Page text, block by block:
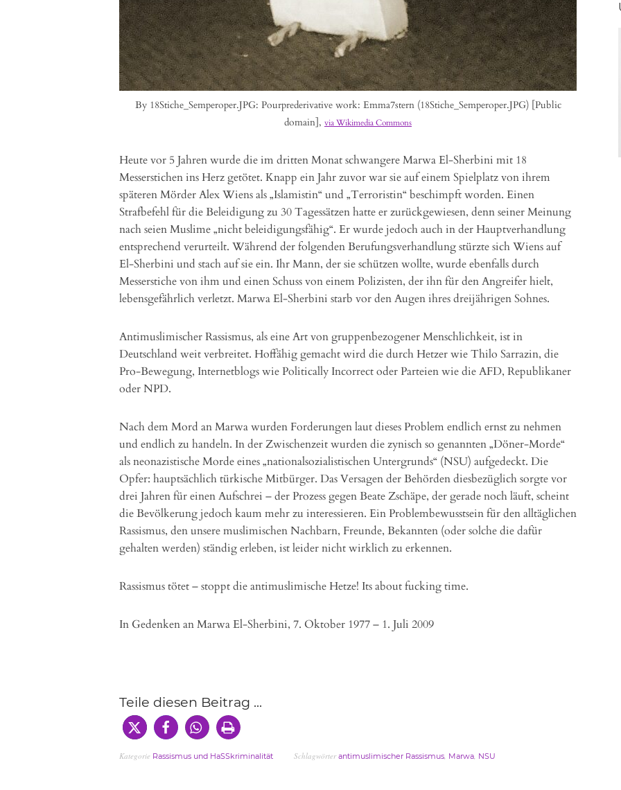
By 18Stiche_Semperoper.JPG: Pourprederivative work: Emma7stern (18Stiche_Semperoper.JPG) [Public
domain], via Wikimedia Commons
Heute vor 5 Jahren wurde die im dritten Monat schwangere Marwa El-Sherbini mit 18
Messerstichen ins Herz getötet. Knapp ein Jahr zuvor war sie auf einem Spielplatz von ihrem
späteren Mörder Alex Wiens als „Islamistin“ und „Terroristin“ beschimpft worden. Einen
Strafbefehl für die Beleidigung zu 30 Tagessätzen hatte er zurückgewiesen, denn seiner Meinung
nach seien Muslime „nicht beleidigungsfähig“. Er wurde jedoch auch in der Hauptverhandlung
entsprechend verurteilt. Während der folgenden Berufungsverhandlung stürzte sich Wiens auf
El-Sherbini und stach auf sie ein. Ihr Mann, der sie schützen wollte, wurde ebenfalls durch
Messerstiche von ihm und einen Schuss von einem Polizisten, der ihn für den Angreifer hielt,
lebensgefährlich verletzt. Marwa El-Sherbini starb vor den Augen ihres dreijährigen Sohnes.
Antimuslimischer Rassismus, als eine Art von gruppenbezogener Menschlichkeit, ist in
Deutschland weit verbreitet. Hoffähig gemacht wird die durch Hetzer wie Thilo Sarrazin, die
Pro-Bewegung, Internetblogs wie Politically Incorrect oder Parteien wie die AFD, Republikaner
oder NPD.
Nach dem Mord an Marwa wurden Forderungen laut dieses Problem endlich ernst zu nehmen
und endlich zu handeln. In der Zwischenzeit wurden die zynisch so genannten „Döner-Morde“
als neonazistische Morde eines „nationalsozialistischen Untergrunds“ (NSU) aufgedeckt. Die
Opfer: hauptsächlich türkische Mitbürger. Das Versagen der Behörden diesbezüglich sorgte vor
drei Jahren für einen Aufschrei – der Prozess gegen Beate Zschäpe, der gerade noch läuft, scheint
die Bevölkerung jedoch kaum mehr zu interessieren. Ein Problembewusstsein für den alltäglichen
Rassismus, den unsere muslimischen Nachbarn, Freunde, Bekannten (oder solche die dafür
gehalten werden) ständig erleben, ist leider nicht wirklich zu erkennen.
Rassismus tötet – stoppt die antimuslimische Hetze! Its about fucking time.
In Gedenken an Marwa El-Sherbini, 7. Oktober 1977 – 1. Juli 2009
Teile diesen Beitrag ...
Kategorie Rassismus und HaSSkriminalität Schlagwörterantimuslimischer Rassismus, Marwa, NSU